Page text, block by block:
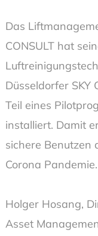
Das
CONSULT hat
Düsseldorfer SKY
Teil eines
installiert. Damit
sichere Benutzen
Corona Pandemie.
Holger Hosang,
Asset